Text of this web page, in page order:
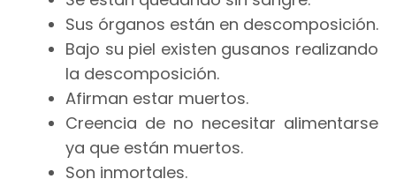
Sus órganos están en descomposición.
Bajo su piel existen gusanos realizando
la descomposición.
Afirman estar muertos.
Creencia de no necesitar alimentarse
ya que están muertos.
Son inmortales.